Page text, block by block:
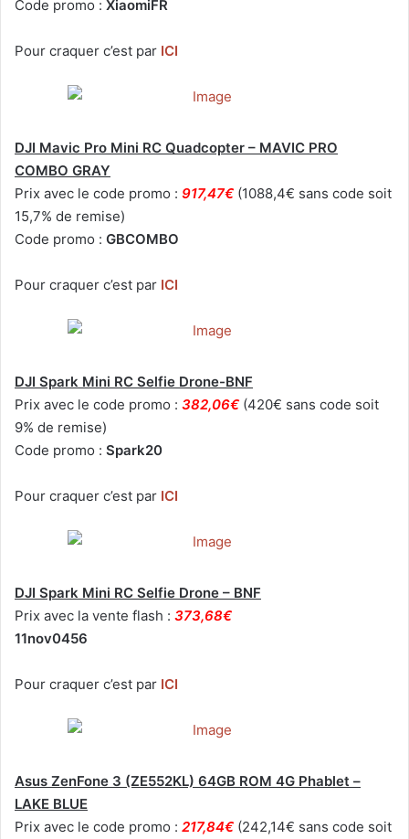
Code promo : XiaomiFR
Pour craquer c’est par ICI
DJI Mavic Pro Mini RC Quadcopter – MAVIC PRO
COMBO GRAY
Prix avec le code promo : 917,47€ (1088,4€ sans code soit
15,7% de remise)
Code promo : GBCOMBO
Pour craquer c’est par ICI
DJI Spark Mini RC Selfie Drone-BNF
Prix avec le code promo : 382,06€ (420€ sans code soit
9% de remise)
Code promo : Spark20
Pour craquer c’est par ICI
DJI Spark Mini RC Selfie Drone – BNF
Prix avec la vente flash : 373,68€
11nov0456
Pour craquer c’est par ICI
Asus ZenFone 3 (ZE552KL) 64GB ROM 4G Phablet –
LAKE BLUE
Prix avec le code promo : 217,84€ (242,14€ sans code soit